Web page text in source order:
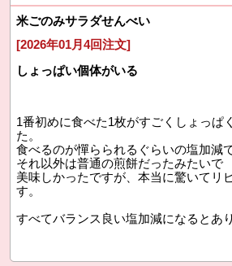
米ごのみサラダせんべい
[2026年01月4回注文]
しょっぱい個体がいる
1番初めに食べた1枚がすごくしょっぱ
た。
食べるのが憚らられるぐらいの塩加減
それ以外は普通の煎餅だったみたいで
美味しかったですが、本当に驚いてリ
す。
すべてバランス良い塩加減になるとあ